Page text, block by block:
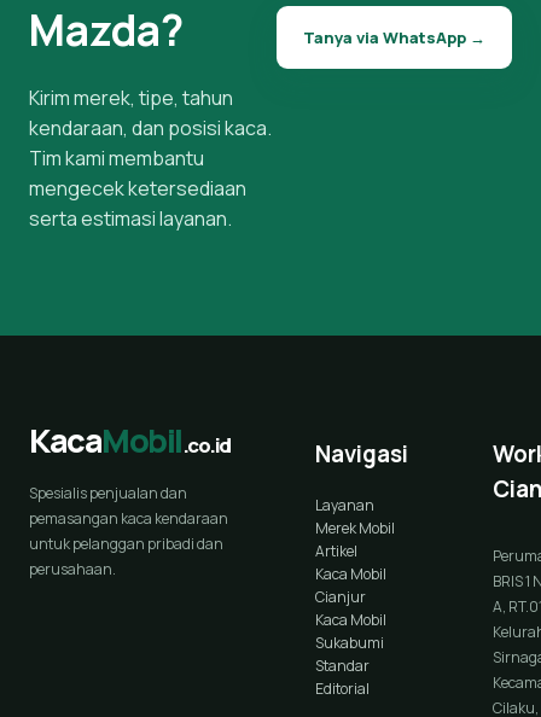
Mazda?
Kirim merek, tipe, tahun
kendaraan, dan posisi kaca.
Tim kami membantu
mengecek ketersediaan
serta estimasi layanan.
Tanya via WhatsApp →
KacaMobil.co.id
Spesialis penjualan dan
pemasangan kaca kendaraan
untuk pelanggan pribadi dan
perusahaan.
Navigasi
Layanan
Merek Mobil
Artikel
Kaca Mobil
Cianjur
Kaca Mobil
Sukabumi
Standar
Editorial
BRIS 1
A,
Cilaku,